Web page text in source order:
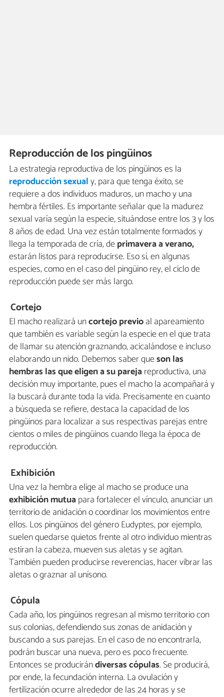
Reproducción de los pingüinos
La estrategia reproductiva de los pingüinos es la
reproducción sexualy, para que tenga éxito, se
requiere a dos individuos maduros, un macho y una
hembra fértiles. Es importante señalar que la madurez
sexual varía según la especie, situándose entre los 3 y los
8 años de edad. Una vez están totalmente formados y
llega la temporada de cría, deprimavera a verano,
estarán listos para reproducirse. Eso sí, en algunas
especies, como en el caso del pingüino rey, el ciclo de
reproducción puede ser más largo.
Cortejo
El macho realizará uncortejo previoal apareamiento
que también es variable según la especie en el que trata
de llamar su atención graznando, acicalándose e incluso
elaborando un nido. Debemos saber queson las
hembras las que eligen a su parejareproductiva, una
decisión muy importante, pues el macho la acompañará y
la buscará durante toda la vida. Precisamente en cuanto
a búsqueda se refiere, destaca la capacidad de los
pingüinos para localizar a sus respectivas parejas entre
cientos o miles de pingüinos cuando llega la época de
reproducción.
Exhibición
Una vez la hembra elige al macho se produce una
exhibición mutuapara fortalecer el vínculo, anunciar un
territorio de anidación o coordinar los movimientos entre
ellos. Los pingüinos del género Eudyptes, por ejemplo,
suelen quedarse quietos frente al otro individuo mientras
estiran la cabeza, mueven sus aletas y se agitan.
También pueden producirse reverencias, hacer vibrar las
aletas o graznar al unísono.
Cópula
Cada año, los pingüinos regresan al mismo territorio con
sus colonias, defendiendo sus zonas de anidación y
buscando a sus parejas. En el caso de no encontrarla,
podrán buscar una nueva, pero es poco frecuente.
Entonces se producirándiversas cópulas. Se producirá,
por ende, la fecundación interna. La ovulación y
fertilización ocurre alrededor de las 24 horas y se